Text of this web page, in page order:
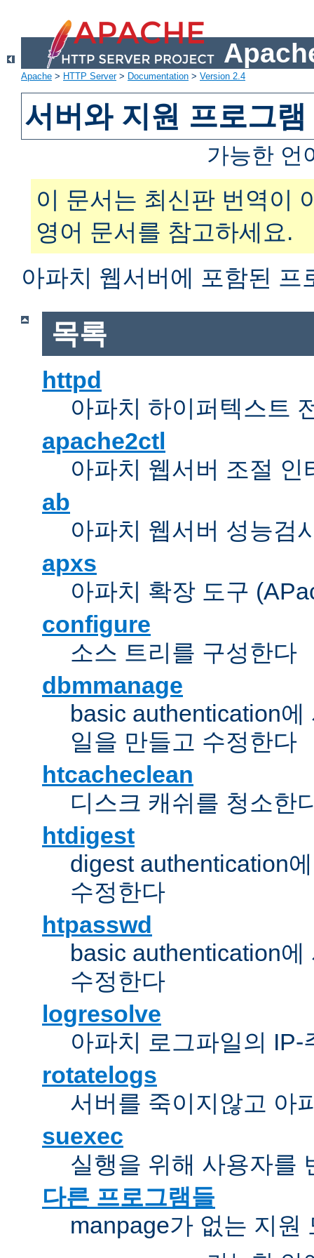
Apache > HTTP Server> Documentation > Version 2.4
서버와 지원 프로그램
가능한 언
이 문서는 최신판 번역이
영어 문서를 참고하세요.
아파치 웹서버에 포함된 프
목록
httpd
아파치 하이퍼텍스트
apache2ctl
아파치 웹서버 조절 인
ab
아파치 웹서버 성능검
apxs
아파치 확장 도구
configure
소스 트리를 구성한다
dbmmanage
basic authentication
일을 만들고 수정한다
htcacheclean
디스크 캐쉬를 청소한
htdigest
digest authentication
수정한다
htpasswd
basic authentication
수정한다
logresolve
아파치 로그파일의
rotatelogs
서버를 죽이지않고 아
suexec
실행을 위해 사용자를
다른 프로그램들
manpage가 없는 지원